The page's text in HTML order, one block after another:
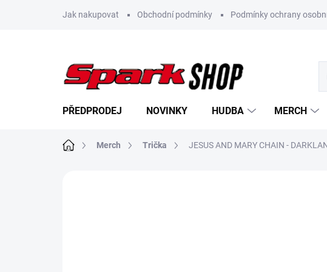
Jak nakupovat Obchodní podmínky Podmínky ochrany
PŘEDPRODEJ NOVINKY HUDBA MERCH
Domů Merch Trička JESUS AND MARY CHAIN -